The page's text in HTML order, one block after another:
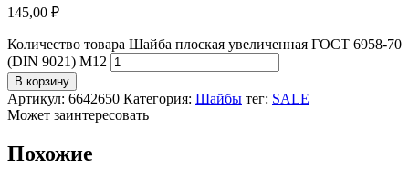
145,00 ₽
Количество товара Шайба плоская увеличенная ГОСТ 6958-70
(DIN 9021) M12
В корзину
Артикул: 6642650 Категория: Шайбы тег: SALE
Может заинтересовать
Похожие